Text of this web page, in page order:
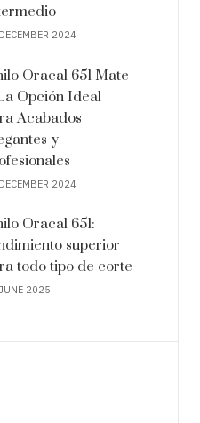
2024
Oracal 651 Mate
Opción Ideal
Acabados
y
2024
Oracal 651:
superior
todo tipo de corte
2025